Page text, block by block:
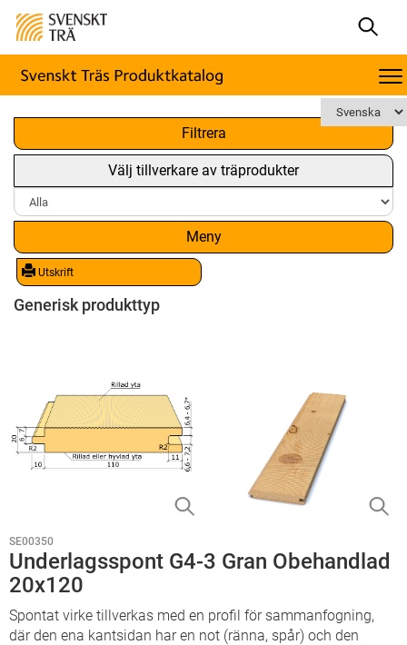
Filtrera
Välj tillverkare av träprodukter
Meny
Utskrift
x
Generisk produkttyp
SE00350
Underlagsspont G4-3 Gran Obehandlad
20x120
Spontat virke tillverkas med en profil för sammanfogning,
där den ena kantsidan har en not (ränna, spår) och den